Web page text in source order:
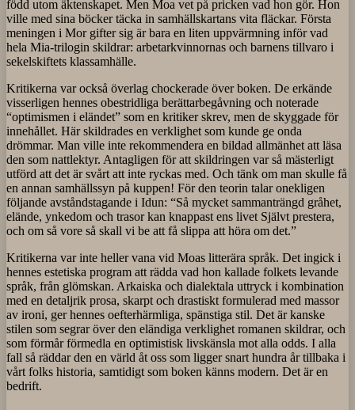
född utom äktenskapet. Men Moa vet på pricken vad hon gör. Hon
ville med sina böcker täcka in samhällskartans vita fläckar. Första
meningen i Mor gifter sig är bara en liten uppvärmning inför vad
hela Mia-trilogin skildrar: arbetarkvinnornas och barnens tillvaro i
sekelskiftets klassamhälle.
Kritikerna var också överlag chockerade över boken. De erkände
visserligen hennes obestridliga berättarbegåvning och noterade
“optimismen i eländet” som en kritiker skrev, men de skyggade för
innehållet. Här skildrades en verklighet som kunde ge onda
drömmar. Man ville inte rekommendera en bildad allmänhet att läsa
den som nattlektyr. Antagligen för att skildringen var så mästerligt
utförd att det är svårt att inte ryckas med. Och tänk om man skulle få
en annan samhällssyn på kuppen! För den teorin talar onekligen
följande avståndstagande i Idun: “Så mycket sammanträngd gråhet,
elände, ynkedom och trasor kan knappast ens livet Självt prestera,
och om så vore så skall vi be att få slippa att höra om det.”
Kritikerna var inte heller vana vid Moas litterära språk. Det ingick i
hennes estetiska program att rädda vad hon kallade folkets levande
språk, från glömskan. Arkaiska och dialektala uttryck i kombination
med en detaljrik prosa, skarpt och drastiskt formulerad med massor
av ironi, ger hennes oefterhärmliga, spänstiga stil. Det är kanske
stilen som segrar över den eländiga verklighet romanen skildrar, och
som förmår förmedla en optimistisk livskänsla mot alla odds. I alla
fall så räddar den en värld åt oss som ligger snart hundra år tillbaka i
vårt folks historia, samtidigt som boken känns modern. Det är en
bedrift.